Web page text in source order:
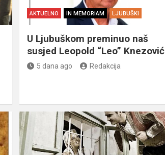
AKTUELNO IN MEMORIAM LJUBUŠKI
U Ljubuškom preminuo naš
susjed Leopold “Leo” Knezović
5 dana ago Redakcija